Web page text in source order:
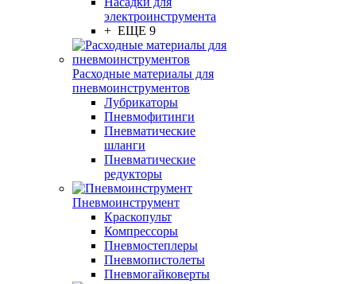
электроинструмента
+ ЕЩЕ 9
Расходные материалы для
пневмоинструментов
Лубрикаторы
Пневмофитинги
Пневматические
шланги
Пневматические
редукторы
Пневмоинструмент
Краскопульт
Компрессоры
Пневмостеплеры
Пневмопистолеты
Пневмогайковерты